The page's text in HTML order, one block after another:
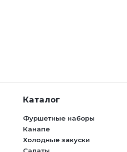
Каталог
Фуршетные наборы
Канапе
Холодные закуски